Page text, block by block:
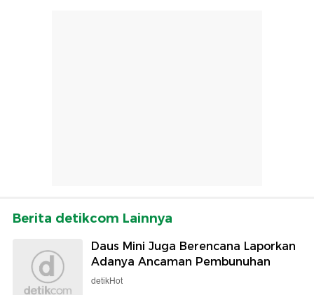
Berita detikcom Lainnya
Daus Mini Juga Berencana Laporkan
Adanya Ancaman Pembunuhan
detikHot